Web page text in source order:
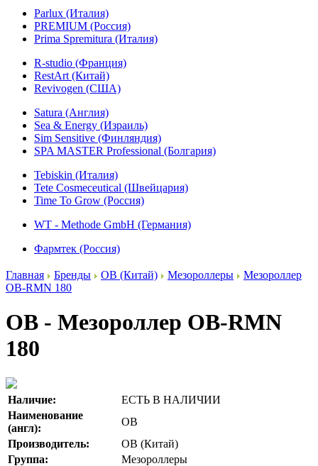
Parlux (Италия)
PREMIUM (Россия)
Prima Spremitura (Италия)
R-studio (Франция)
RestArt (Китай)
Revivogen (США)
Satura (Англия)
Sea & Energy (Израиль)
Sim Sensitive (Финляндия)
SPA MASTER Professional (Болгария)
Tebiskin (Италия)
Tete Cosmeceutical (Швейцария)
Time To Grow (Россия)
WT - Methode GmbH (Германия)
Фармтек (Россия)
Главная Бренды OB (Китай) Мезороллеры
Мезороллер
OB-RMN 180
OB - Мезороллер OB-RMN
180
Наличие:
ЕСТЬ В НАЛИЧИИ
Наименование
(англ):
OB
Производитель:
OB (Китай)
Группа:
Мезороллеры